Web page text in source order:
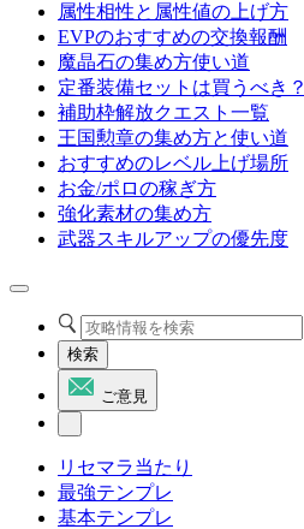
属性相性と属性値の上げ方
EVPのおすすめの交換報酬
魔晶石の集め方使い道
定番装備セットは買うべき？
補助枠解放クエスト一覧
王国勲章の集め方と使い道
おすすめのレベル上げ場所
お金/ポロの稼ぎ方
強化素材の集め方
武器スキルアップの優先度
検索
ご意見
リセマラ当たり
最強テンプレ
基本テンプレ